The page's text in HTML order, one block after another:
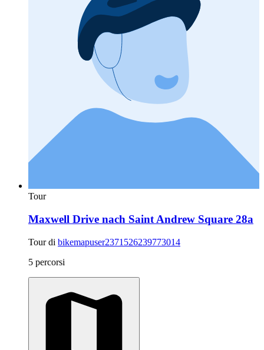
Tour
Maxwell Drive nach Saint Andrew Square 28a
Tour di bikemapuser2371526239773014
5 percorsi